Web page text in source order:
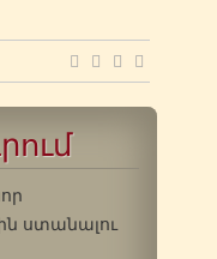
ստանալու